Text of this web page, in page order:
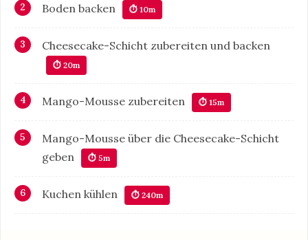
Boden backen ⏱ 10m
Cheesecake-Schicht zubereiten und backen
⏱ 20m
Mango-Mousse zubereiten ⏱ 15m
Mango-Mousse über die Cheesecake-Schicht
geben
⏱ 5m
Kuchen kühlen ⏱ 240m